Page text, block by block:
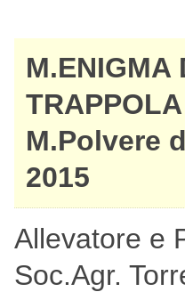
M.ENIGMA
M.Polvere
2015
Allevatore e
Soc.Agr.